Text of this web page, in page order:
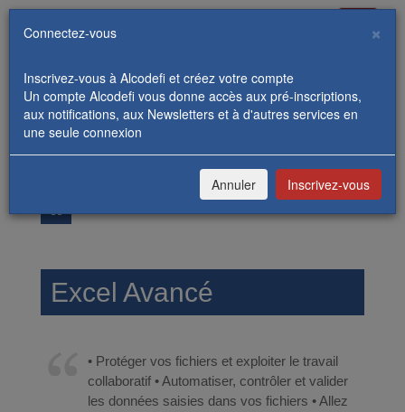
Connectez-vous ×
Inscrivez-vous à Alcodefi et créez votre compte
Un compte Alcodefi vous donne accès aux pré-inscriptions,
aux notifications, aux Newsletters et à d'autres services en
une seule connexion
Annuler Inscrivez-vous
REJOIGNEZ-NOUS
Excel Avancé
• Protéger vos fichiers et exploiter le travail
collaboratif • Automatiser, contrôler et valider
les données saisies dans vos fichiers • Allez